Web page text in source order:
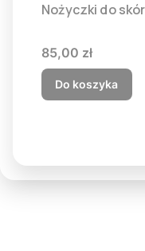
Cena
85,00 zł
Do koszyka